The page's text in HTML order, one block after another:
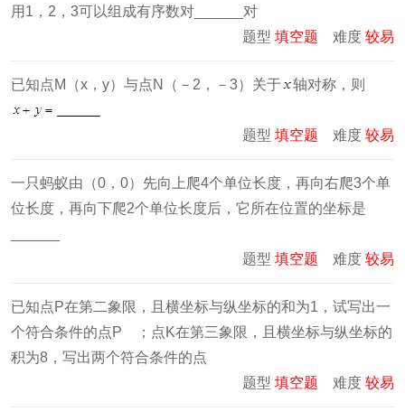
用1，2，3可以组成有序数对______对
题型 填空题 难度 较易
已知点M（x，y）与点N（－2，－3）关于 轴对称，则
题型 填空题 难度 较易
一只蚂蚁由（0，0）先向上爬4个单位长度，再向右爬3个单
位长度，再向下爬2个单位长度后，它所在位置的坐标是
题型 填空题 难度 较易
已知点P在第二象限，且横坐标与纵坐标的和为1，试写出一
个符合条件的点P ；点K在第三象限，且横坐标与纵坐标的
积为8，写出两个符合条件的点
题型 填空题 难度 较易